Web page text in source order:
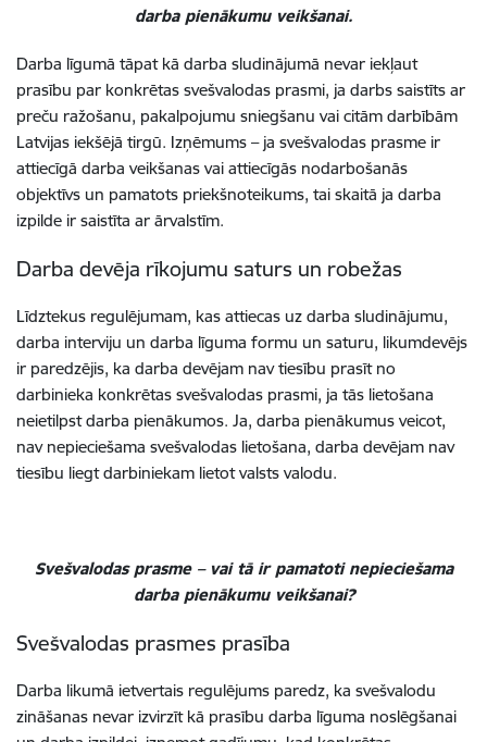
darba pienākumu veikšanai.
Darba līgumā tāpat kā darba sludinājumā nevar iekļaut
prasību par konkrētas svešvalodas prasmi, ja darbs saistīts ar
preču ražošanu, pakalpojumu sniegšanu vai citām darbībām
Latvijas iekšējā tirgū. Izņēmums – ja svešvalodas prasme ir
attiecīgā darba veikšanas vai attiecīgās nodarbošanās
objektīvs un pamatots priekšnoteikums, tai skaitā ja darba
izpilde ir saistīta ar ārvalstīm.
Darba devēja rīkojumu saturs un robežas
Līdztekus regulējumam, kas attiecas uz darba sludinājumu,
darba interviju un darba līguma formu un saturu, likumdevējs
ir paredzējis, ka darba devējam nav tiesību prasīt no
darbinieka konkrētas svešvalodas prasmi, ja tās lietošana
neietilpst darba pienākumos. Ja, darba pienākumus veicot,
nav nepieciešama svešvalodas lietošana, darba devējam nav
tiesību liegt darbiniekam lietot valsts valodu.
Svešvalodas prasme – vai tā ir pamatoti nepieciešama
darba pienākumu veikšanai?
Svešvalodas prasmes prasība
Darba likumā ietvertais regulējums paredz, ka svešvalodu
zināšanas nevar izvirzīt kā prasību darba līguma noslēgšanai